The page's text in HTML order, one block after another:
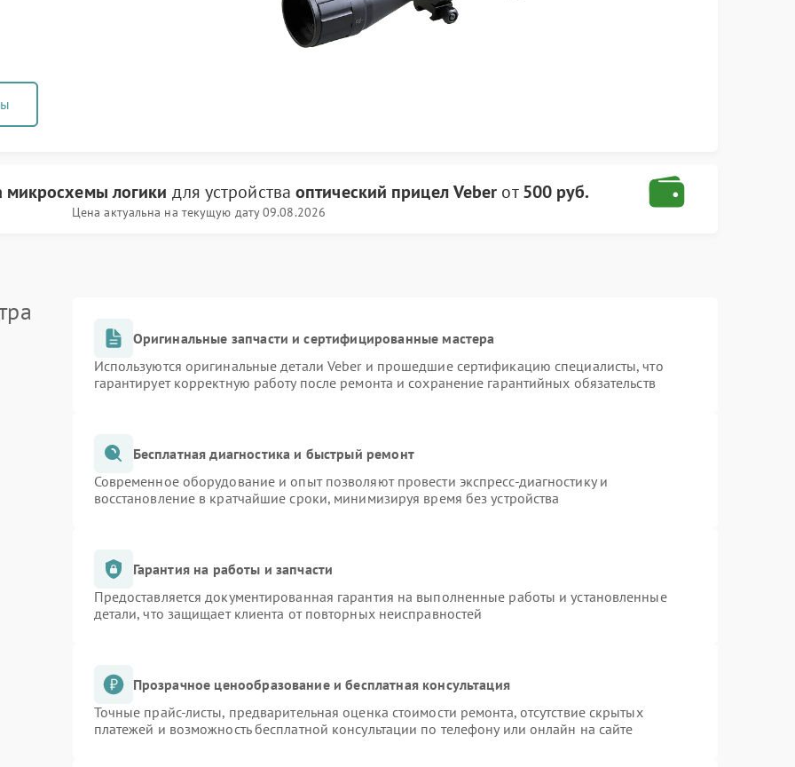
микросхемы логики для устройстваоптический прицел Veber от500 руб.
Цена актуальна на текущую дату 09.08.2026
Оригинальные запчасти и сертифицированные мастера
Используются оригинальные детали Veber и прошедшие сертификацию специалисты, что
гарантирует корректную работу после ремонта и сохранение гарантийных обязательств
Бесплатная диагностика и быстрый ремонт
Современное оборудование и опыт позволяют провести экспресс-диагностику и
восстановление в кратчайшие сроки, минимизируя время без устройства
Гарантия на работы и запчасти
Предоставляется документированная гарантия на выполненные работы и установленные
детали, что защищает клиента от повторных неисправностей
Прозрачное ценообразование и бесплатная консультация
Точные прайс-листы, предварительная оценка стоимости ремонта, отсутствие скрытых
платежей и возможность бесплатной консультации по телефону или онлайн на сайте